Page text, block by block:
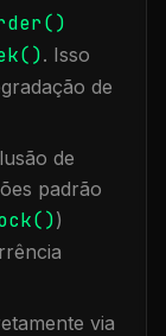
. Isso
de
de
padrão
)
via